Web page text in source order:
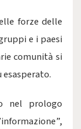
forze delle
e i paesi
comunità si
nel prologo